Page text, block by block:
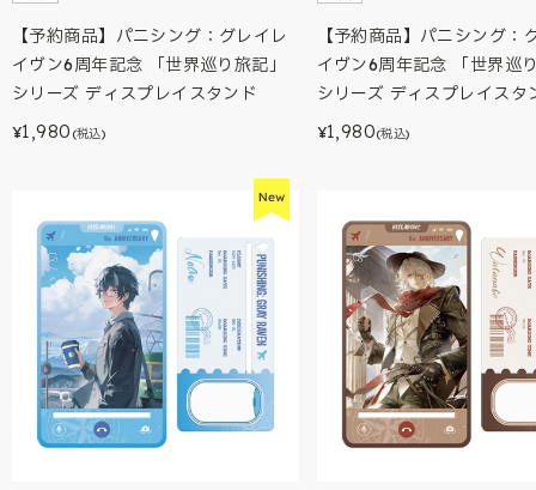
【予約商品】パニシング：グレイレ
イヴン6周年記念 「世界巡り旅記」
シリーズ ディスプレイスタンド
¥1,980 (税込)
【予約商品】パニシング：
イヴン6周年記念 「世界巡
シリーズ ディスプレイスタ
¥1,980(税込)